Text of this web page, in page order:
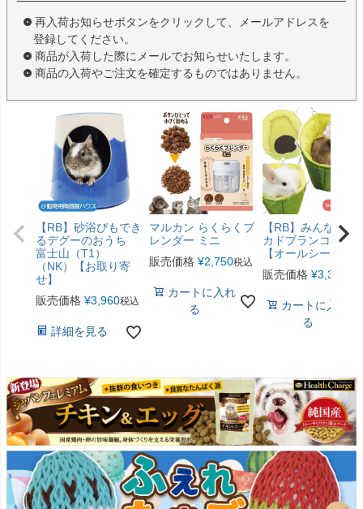
再入荷お知らせボタンをクリックして、メールアドレスを
登録してください。
商品が入荷した際にメールでお知らせいたします。
商品の入荷やご注文を確定するものではありません。
【RB】砂浴びもでき
るデグーのおうち
富士山（T1）
（NK）【お取り寄
せ】
販売価格 ¥3,960税込
詳細を見る
マルカン らくらくブ
レンダー ミニ
販売価格 ¥2,750税込
カートに入れ
る
【RB】みんなのア
カドブランコ（F2
【オールシーズン
販売価格 ¥3,300
カートに入れ
る